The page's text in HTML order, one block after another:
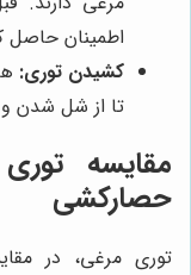
اطمینان حاصل
کشیدن توری:
تا از شل شدن
مقایسه
حصارکشی
توری مرغی، در